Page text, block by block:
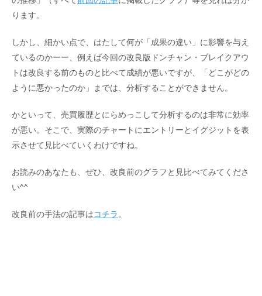
ります。
しかし、細かい点で、はたして何が「成果の違い」に影響を与え
ているのかーー、例えば今回の改良版ドンチャン・ブレイクアウ
トは改良する前のものと比べて成績が悪いですが、「どこがどの
ように悪かったのか」までは、分析することができません。
かといって、売買履歴とにらめっこして分析するのは非常に効率
が悪い。そこで、実際のチャートにエントリーとイグジットを表
示させて見比べていくわけですね。
お読みのあなたも、ぜひ、改良前のグラフと見比べてみてくださ
い^^
改良前の手法の記事はコチラ。